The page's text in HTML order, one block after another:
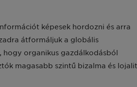
képesek hordozni és arra
átformáljuk a globális
organikus gazdálkodásból
magasabb szintű bizalma és